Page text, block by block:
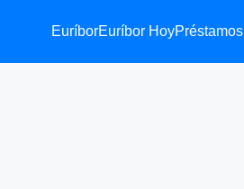
EuríborEuríbor HoyPréstamos